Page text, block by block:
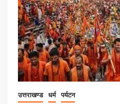
उत्तराखण्ड धर्म पर्यटन